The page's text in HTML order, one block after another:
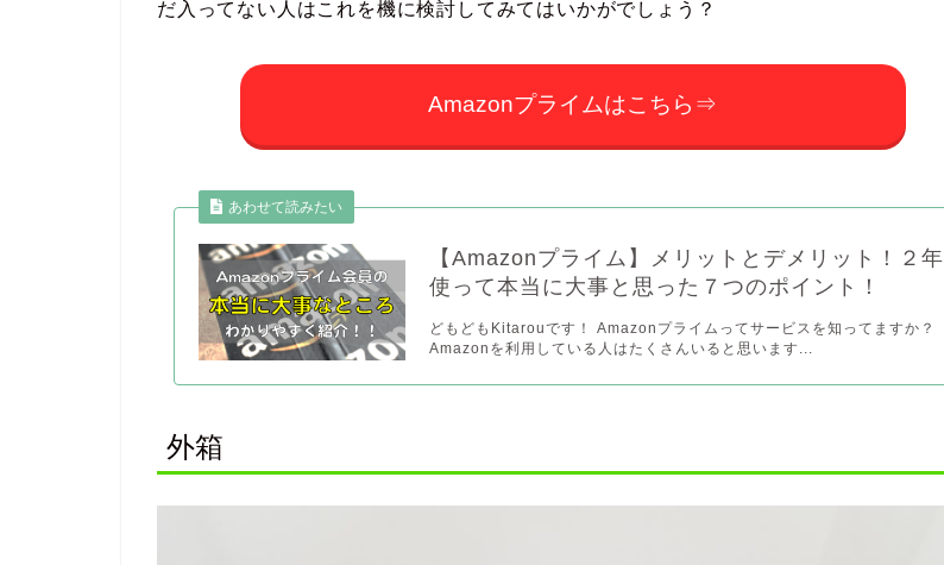
だ入ってない人はこれを機に検討してみてはいかがでしょう？
Amazonプライムはこちら⇒
あわせて読みたい
【Amazonプライム】メリットとデメリット！２年
使って本当に大事と思った７つのポイント！
どもどもKitarouです！ Amazonプライムってサービスを知ってますか？
Amazonを利用している人はたくさんいると思います...
外箱